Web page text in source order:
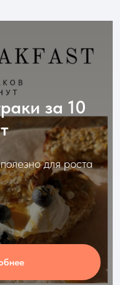
за 10
для роста